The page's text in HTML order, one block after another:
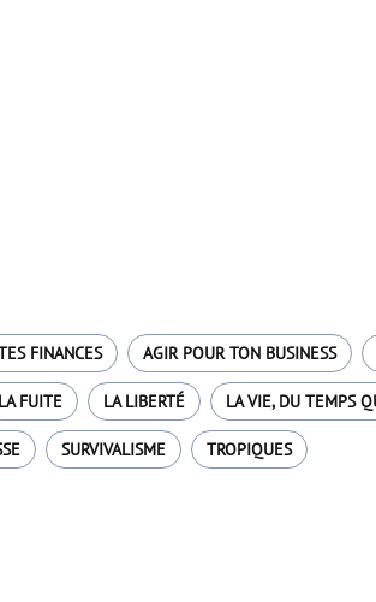
FINANCES AGIR POUR TON BUSINESS
LA FUITE LA LIBERTÉ LA VIE, DU TEMPS
SURVIVALISME TROPIQUES